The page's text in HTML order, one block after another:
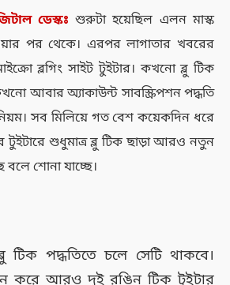
ডেস্কঃশুরুটা হয়েছিল এলন মাস্ক
পর থেকে। এরপর লাগাতার খবরের
ব্লগিং সাইট টুইটার। কখনো ব্লু টিক
আবার অ্যাকাউন্ট সাবস্ক্রিপশন পদ্ধতি
সব মিলিয়ে গত বেশ কয়েকদিন ধরে
টুইটারে শুধুমাত্র ব্লু টিক ছাড়া আরও নতুন
শোনা যাচ্ছে।
টিক পদ্ধতিতে চলে সেটি থাকবে।
করে আরও দুই রঙিন টিক টুইটার